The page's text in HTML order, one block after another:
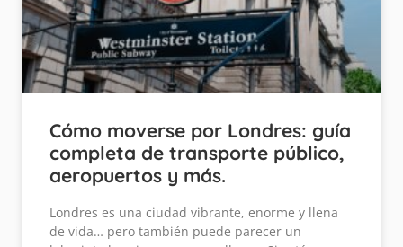
Cómo moverse por Londres: guía
completa de transporte público,
aeropuertos y más.
Londres es una ciudad vibrante, enorme y llena
de vida… pero también puede parecer un